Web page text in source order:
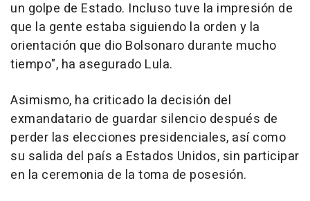
un golpe de Estado. Incluso tuve la impresión de
que la gente estaba siguiendo la orden y la
orientación que dio Bolsonaro durante mucho
tiempo", ha asegurado Lula.
Asimismo, ha criticado la decisión del
exmandatario de guardar silencio después de
perder las elecciones presidenciales, así como
su salida del país a Estados Unidos, sin participar
en la ceremonia de la toma de posesión.